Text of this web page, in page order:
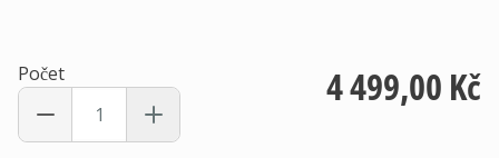
Počet 4 499,00 Kč